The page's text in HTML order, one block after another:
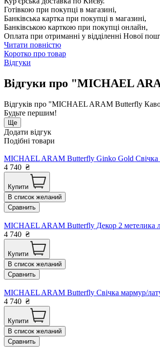
Готівкою при покупці в магазині,
Банківська картка при покупці в магазині,
Банківською карткою при покупці онлайн,
Оплата при отриманні у відділенні Нової
Читати повністю
Коротко про товар
Відгуки
Відгуки про "MICHAEL
Відгуків про "MICHAEL ARAM Butterfly
Будьте першим!
Ще
Додати відгук
Подібні товари
MICHAEL ARAM Butterfly Ginko Gold
4 740 ₴
Купити
В список желаний
Сравнить
MICHAEL ARAM Butterfly Декор 2 метелика
4 740 ₴
Купити
В список желаний
Сравнить
MICHAEL ARAM Butterfly Свічка мармур/
4 740 ₴
Купити
В список желаний
Сравнить